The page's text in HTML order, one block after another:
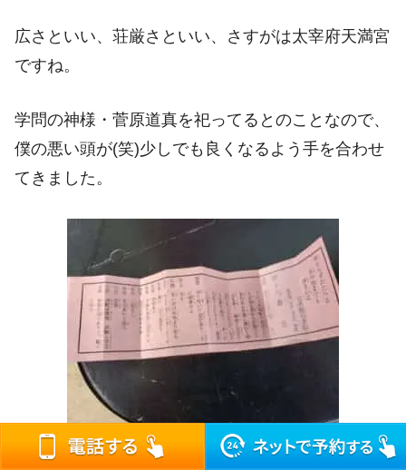
広さといい、荘厳さといい、さすがは太宰府天満宮
ですね。
学問の神様・菅原道真を祀ってるとのことなので、
僕の悪い頭が(笑)少しでも良くなるよう手を合わせ
てきました。
おみくじも引いてきました。